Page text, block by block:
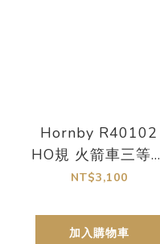
Hornby R40102
HO規 火箭車三等客
車廂.3輛.藍色
NT$3,100
加入購物車